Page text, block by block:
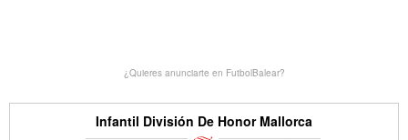
¿Quieres anunciarte en FutbolBalear?
Infantil División De Honor Mallorca